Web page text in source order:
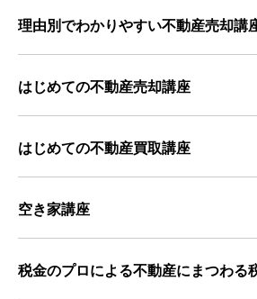
理由別でわかりやすい不動産売却講
はじめての不動産売却講座
はじめての不動産買取講座
空き家講座
税金のプロによる不動産にまつわる